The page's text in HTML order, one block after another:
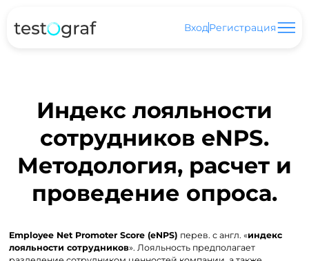
ВходРегистрация
Индекс лояльности
сотрудников eNPS.
Методология, расчет и
проведение опроса.
Employee Net Promoter Score (eNPS) перев. с англ. «индекс
лояльности сотрудников». Лояльность предполагает